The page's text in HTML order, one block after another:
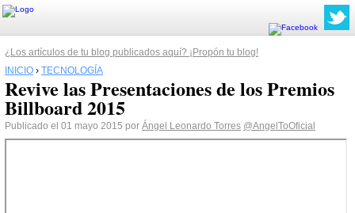
¿Los artículos de tu blog publicados aquí? ¡Propón tu blog!
INICIO › TECNOLOGÍA
Revive las Presentaciones de los Premios
Billboard 2015
Publicado el 01 mayo 2015 por Ángel Leonardo Torres @AngelToOficial